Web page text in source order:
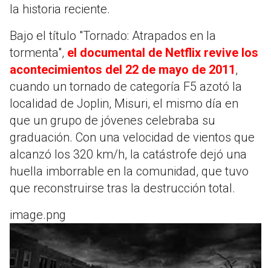
la historia reciente.
Bajo el título "Tornado: Atrapados en la
tormenta", el documental de Netflix revive los
acontecimientos del 22 de mayo de 2011,
cuando un tornado de categoría F5 azotó la
localidad de Joplin, Misuri, el mismo día en
que un grupo de jóvenes celebraba su
graduación. Con una velocidad de vientos que
alcanzó los 320 km/h, la catástrofe dejó una
huella imborrable en la comunidad, que tuvo
que reconstruirse tras la destrucción total.
image.png